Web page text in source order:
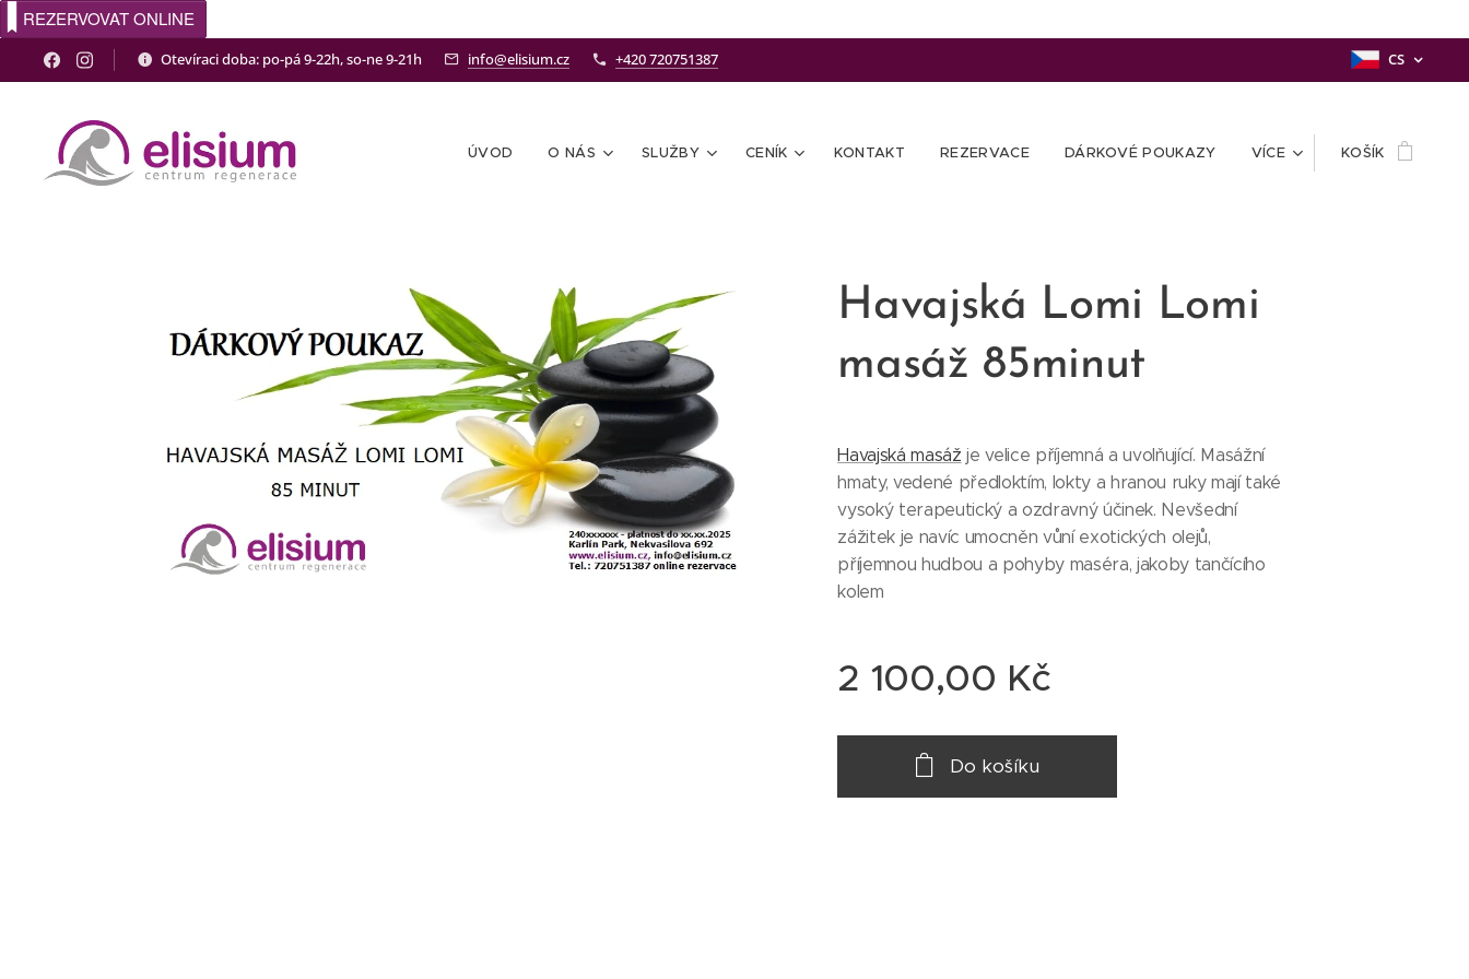
REZERVOVAT ONLINE
Otevíraci doba: po-pá 9-22h, so-ne 9-21h info@elisium.cz +420 720751387 CS
ÚVOD O NÁS SLUŽBY CENÍK KONTAKT REZERVACE DÁRKOVÉ POUKAZY VÍCE KOŠÍK
Havajská Lomi Lomi
masáž 85minut
Havajská masáž je velice příjemná a uvolňující. Masážní
hmaty, vedené předloktím, lokty a hranou ruky mají také
vysoký terapeutický a ozdravný účinek. Nevšední
zážitek je navíc umocněn vůní exotických olejů,
příjemnou hudbou a pohyby maséra, jakoby tančícího
kolem
2 100,00 Kč
Do košíku